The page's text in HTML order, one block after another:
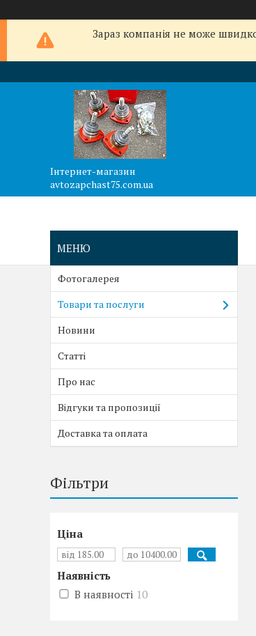
Зараз компанія не може
Інтернет-магазин
avtozapchast75.com.ua
Фотогалерея
Товари та послуги
Новини
Статті
Про нас
Відгуки та пропозиції
Доставка та оплата
Фільтри
Ціна
Наявність
В наявності 10